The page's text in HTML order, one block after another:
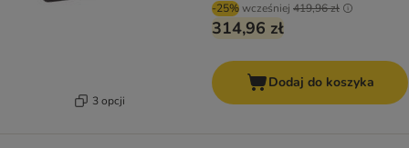
3 opcji
-25%wcześniej 419,96 zł
314,96 zł
Dodaj do koszyka